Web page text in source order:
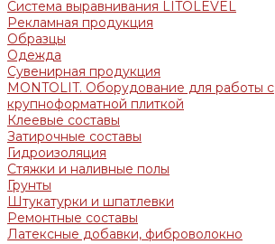
Система выравнивания LITOLEVEL
Рекламная продукция
Образцы
Одежда
Сувенирная продукция
MONTOLIT. Оборудование для работы с
крупноформатной плиткой
Клеевые составы
Затирочные составы
Гидроизоляция
Стяжки и наливные полы
Грунты
Штукатурки и шпатлевки
Ремонтные составы
Латексные добавки, фиброволокно